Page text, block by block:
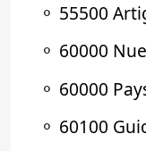
⚬ 55500
⚬ 60000
⚬ 60000
⚬ 60100